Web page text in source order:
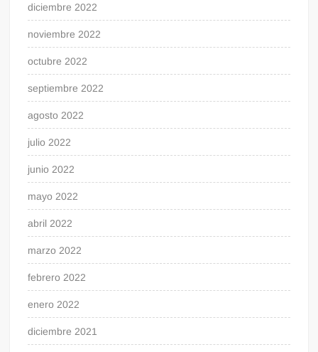
diciembre 2022
noviembre 2022
octubre 2022
septiembre 2022
agosto 2022
julio 2022
junio 2022
mayo 2022
abril 2022
marzo 2022
febrero 2022
enero 2022
diciembre 2021